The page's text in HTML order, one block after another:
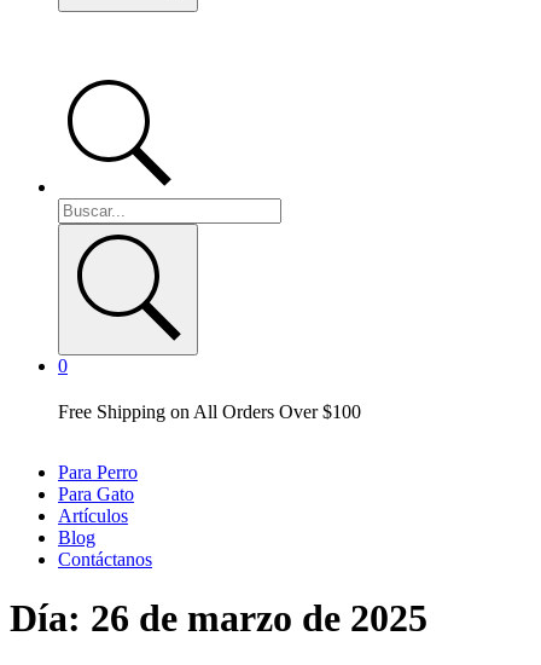
0
Free Shipping on All Orders Over $100
Para Perro
Para Gato
Artículos
Blog
Contáctanos
Día: 26 de marzo de 2025